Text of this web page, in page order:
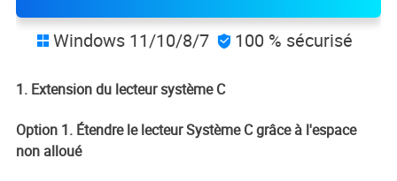
 Windows 11/10/8/7  100 % sécurisé
1. Extension du lecteur système C
Option 1. Étendre le lecteur Système C grâce à l'espace
non alloué